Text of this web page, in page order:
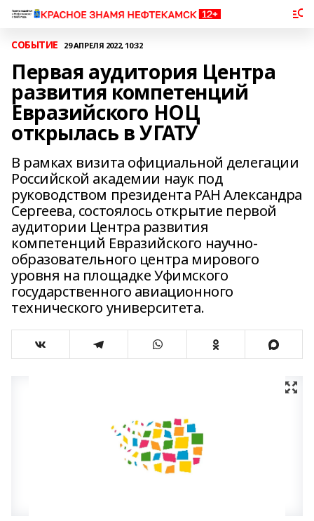
СОБЫТИЕ 29 АПРЕЛЯ 2022, 10:32
Первая аудитория Центра
развития компетенций
Евразийского НОЦ
открылась в УГАТУ
В рамках визита официальной делегации
Российской академии наук под
руководством президента РАН Александра
Сергеева, состоялось открытие первой
аудитории Центра развития
компетенций Евразийского научно-
образовательного центра мирового
уровня на площадке Уфимского
государственного авиационного
технического университета.